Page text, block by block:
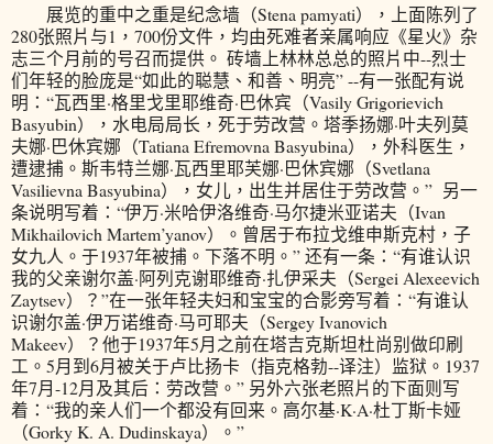
展览的重中之重是纪念墙（Stena pamyati），上面陈列了
280张照片与1，700份文件，均由死难者亲属响应《星火》杂
志三个月前的号召而提供。 砖墙上林林总总的照片中--烈士
们年轻的脸庞是“如此的聪慧、和善、明亮” --有一张配有说
明：“瓦西里·格里戈里耶维奇·巴休宾（Vasily Grigorievich
Basyubin），水电局局长，死于劳改营。塔季扬娜·叶夫列莫
夫娜·巴休宾娜（Tatiana Efremovna Basyubina），外科医生，
遭逮捕。斯韦特兰娜·瓦西里耶芙娜·巴休宾娜（Svetlana
Vasilievna Basyubina），女儿，出生并居住于劳改营。” 另一
条说明写着：“伊万·米哈伊洛维奇·马尔捷米亚诺夫（Ivan
Mikhailovich Martem’yanov）。曾居于布拉戈维申斯克村，子
女九人。于1937年被捕。下落不明。” 还有一条：“有谁认识
我的父亲谢尔盖·阿列克谢耶维奇·扎伊采夫（Sergei Alexeevich
Zaytsev）？”在一张年轻夫妇和宝宝的合影旁写着：“有谁认
识谢尔盖·伊万诺维奇·马可耶夫（Sergey Ivanovich
Makeev）？他于1937年5月之前在塔吉克斯坦杜尚别做印刷
工。5月到6月被关于卢比扬卡（指克格勃--译注）监狱。1937
年7月-12月及其后：劳改营。” 另外六张老照片的下面则写
着：“我的亲人们一个都没有回来。高尔基·K·A·杜丁斯卡娅
（Gorky K. A. Dudinskaya）。”